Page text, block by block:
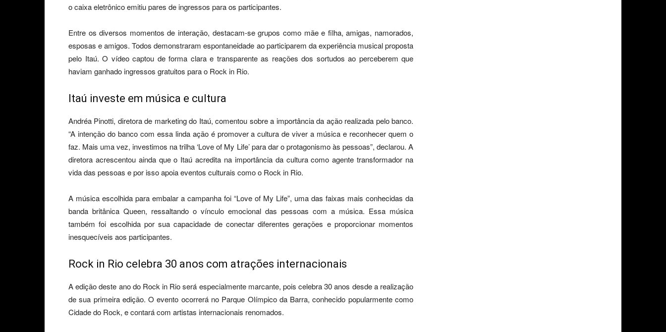
o caixa eletrônico emitiu pares de ingressos para os participantes.
Entre os diversos momentos de interação, destacam-se grupos como mãe e filha, amigas, namorados,
esposas e amigos. Todos demonstraram espontaneidade ao participarem da experiência musical proposta
pelo Itaú. O vídeo captou de forma clara e transparente as reações dos sortudos ao perceberem que
haviam ganhado ingressos gratuitos para o Rock in Rio.
Itaú investe em música e cultura
Andréa Pinotti, diretora de marketing do Itaú, comentou sobre a importância da ação realizada pelo banco.
“A intenção do banco com essa linda ação é promover a cultura de viver a música e reconhecer quem o
faz. Mais uma vez, investimos na trilha ‘Love of My Life’ para dar o protagonismo às pessoas”, declarou. A
diretora acrescentou ainda que o Itaú acredita na importância da cultura como agente transformador na
vida das pessoas e por isso apoia eventos culturais como o Rock in Rio.
A música escolhida para embalar a campanha foi “Love of My Life”, uma das faixas mais conhecidas da
banda britânica Queen, ressaltando o vínculo emocional das pessoas com a música. Essa música
também foi escolhida por sua capacidade de conectar diferentes gerações e proporcionar momentos
inesquecíveis aos participantes.
Rock in Rio celebra 30 anos com atrações internacionais
A edição deste ano do Rock in Rio será especialmente marcante, pois celebra 30 anos desde a realização
de sua primeira edição. O evento ocorrerá no Parque Olímpico da Barra, conhecido popularmente como
Cidade do Rock, e contará com artistas internacionais renomados.